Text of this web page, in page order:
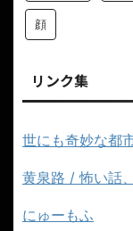
顔
リンク集
世にも奇妙な都
黄泉路 / 怖い話
にゅーもふ